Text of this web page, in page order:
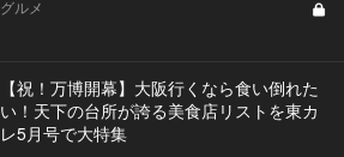
グルメ
【祝！万博開幕】大阪行くなら食い倒れた
い！天下の台所が誇る美食店リストを東カ
レ5月号で大特集